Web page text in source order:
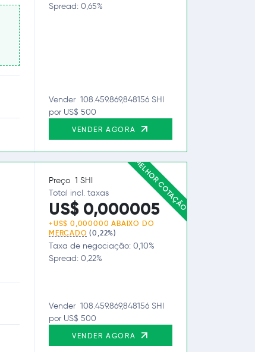
Spread: 0,65%
Vender 108.459.869,848156 SHI
por US$ 500
VENDER AGORA
MELHOR COTAÇÃO
Preço 1 SHI
Total incl. taxas
US$ 0,000005
+US$ 0,000000 ABAIXO DO
MERCADO (0,22%)
Taxa de negociação: 0,10%
Spread: 0,22%
Vender 108.459.869,848156 SHI
por US$ 500
VENDER AGORA